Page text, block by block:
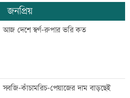
জিয়াউর রহমান দেশে প্রথম সবুজ বিপ্লবের
ডাক দিয়েছিলেন: পরিবেশমন্ত্রী
প্রথম শ্রেণিতে ভর্তি লটারিতে
জনপ্রিয়
আজ দেশে স্বর্ণ-রুপার ভরি কত
সবজি-কাঁচামরিচ-পেয়াজের দাম বাড়ছেই